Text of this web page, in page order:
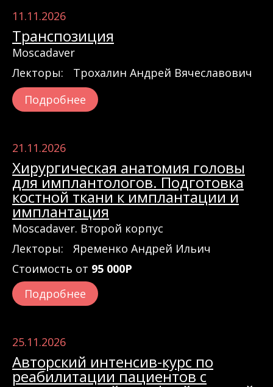
11.11.2026
Транспозиция
Moscadaver
Лекторы:
Трохалин Андрей Вячеславович
Подробнее
21.11.2026
Хирургическая анатомия головы
для имплантологов. Подготовка
костной ткани к имплантации и
имплантация
Moscadaver. Второй корпус
Лекторы:
Яременко Андрей Ильич
Стоимость от 95 000Р
Подробнее
25.11.2026
Авторский интенсив-курс по
реабилитации пациентов с